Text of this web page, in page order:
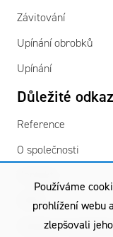
Používáme
prohlížení webu
zlepšovali
Závitování
Upínání obrobků
Upínání
Důležité
Reference
O společnosti
GDPR
Všeobecné